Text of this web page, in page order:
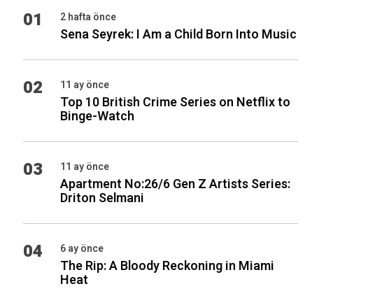
01 2 hafta önce
Sena Seyrek: I Am a Child Born Into Music
02 11 ay önce
Top 10 British Crime Series on Netflix to
Binge-Watch
03 11 ay önce
Apartment No:26/6 Gen Z Artists Series:
Driton Selmani
04 6 ay önce
The Rip: A Bloody Reckoning in Miami
Heat